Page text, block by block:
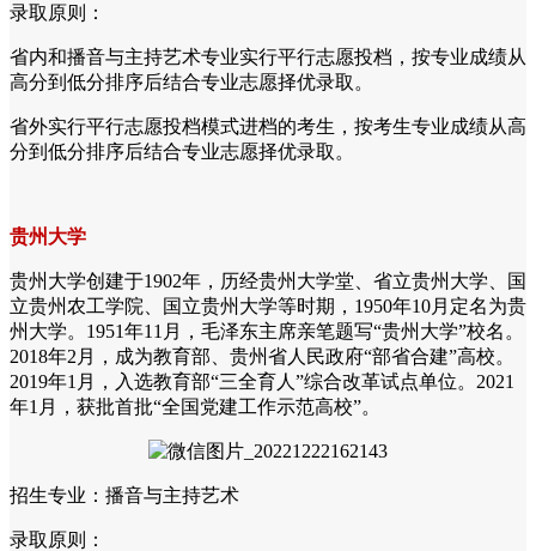
录取原则：
省内和播音与主持艺术专业实行平行志愿投档，按专业成绩从
高分到低分排序后结合专业志愿择优录取。
省外实行平行志愿投档模式进档的考生，按考生专业成绩从高
分到低分排序后结合专业志愿择优录取。
贵州大学
贵州大学创建于1902年，历经贵州大学堂、省立贵州大学、国
立贵州农工学院、国立贵州大学等时期，1950年10月定名为贵
州大学。1951年11月，毛泽东主席亲笔题写“贵州大学”校名。
2018年2月，成为教育部、贵州省人民政府“部省合建”高校。
2019年1月，入选教育部“三全育人”综合改革试点单位。2021
年1月，获批首批“全国党建工作示范高校”。
招生专业：播音与主持艺术
录取原则：